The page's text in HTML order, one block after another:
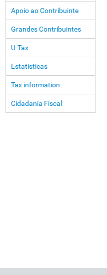
Apoio ao Contribuinte
Grandes Contribuintes
U-Tax
Estatísticas
Tax information
Cidadania Fiscal